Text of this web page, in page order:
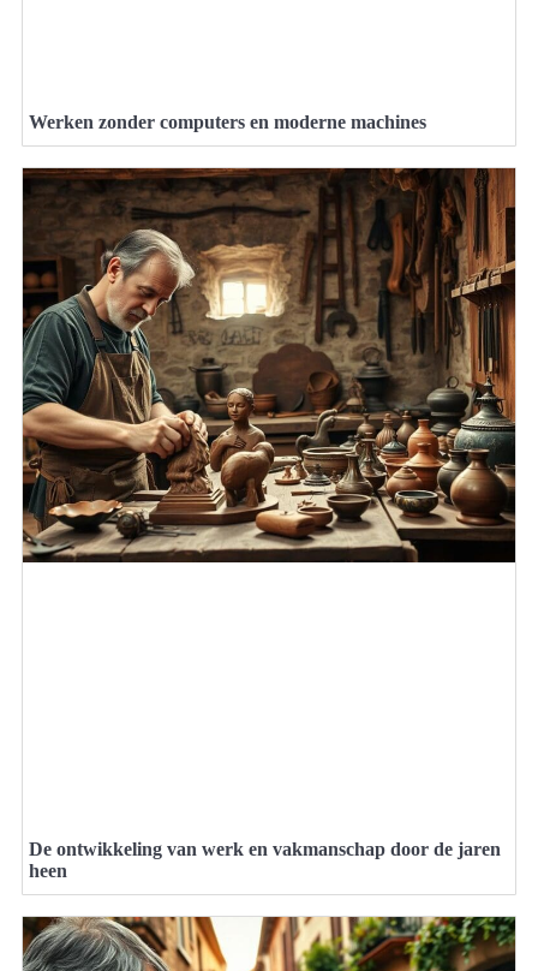
Werken zonder computers en moderne machines
De ontwikkeling van werk en vakmanschap door de jaren
heen